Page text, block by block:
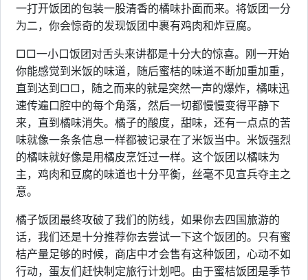
一打开饭团的包装一股清香的橘味扑面而来。将饭团一分
为二，你会惊奇的发现饭团中裹有鸡肉和炸豆腐。
□□一小口饭团对舌头来讲都是十分大的惊喜。刚一开始
你能感觉到米饭的味道，随后蜜桔的味道不断加重加重，
直到达到□□，随之而来的就是突然一声的爆炸，橘味迅
速传遍口腔中的每个角落，然后一切都慢慢变得平静下
来，直到橘味消失。橘子的酸度，甜味，还有一点点的苦
味就像一条条信息一样都被记录在了米饭当中。米饭强烈
的橘味就好像是用橘皮烹饪过一样。这个饭团以橘味为
主，鸡肉和豆腐的味道也十分平衡，丝毫不见宣兵夺主之
意。
橘子饭团最终攻破了我们的防线，如果你去四国旅游的
话，我们还是十分推荐你去尝试一下这个饭团的。只有蜜
桔产量足够的时候，商店中才会售有这种饭团，心动不如
行动，蛋友们赶快制定旅行计划吧。由于蜜桔饭团是季节